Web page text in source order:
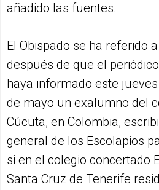
añadido las fuentes.
El Obispado se ha referido
después de que el
haya informado este
de mayo un exalumno del
Cúcuta, en Colombia,
general de los Escolapios
si en el colegio concertado
Santa Cruz de Tenerife